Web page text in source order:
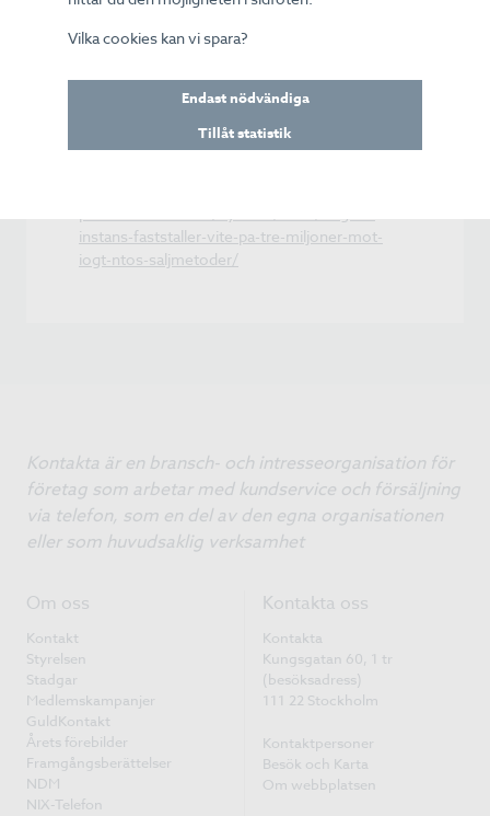
Om föreningen bryter mot något av de sex
förbud och krav som domstolen listar riskerar
den ett vite om tre miljoner kronor, per punkt.
Beslutet är ett så kallat interimistiskt beslut som
instans-faststaller-vite-pa-tre-miljoner-mot-
iogt-ntos-saljmetoder/
Kontakta är en bransch- och intresseorganisation för
företag som arbetar med kundservice och försäljning
via telefon, som en del av den egna organisationen
eller som huvudsaklig verksamhet
Om oss
Kontakt
Styrelsen
Stadgar
Medlemskampanjer
GuldKontakt
Årets förebilder
Framgångsberättelser
NDM
NIX-Telefon
Kontakta oss
Kontakta
Kungsgatan 60, 1 tr
(besöksadress)
111 22 Stockholm
Kontaktpersoner
Besök och Karta
Om webbplatsen
Vilka cookies kan vi spara?
Endast nödvändiga
Tillåt statistik